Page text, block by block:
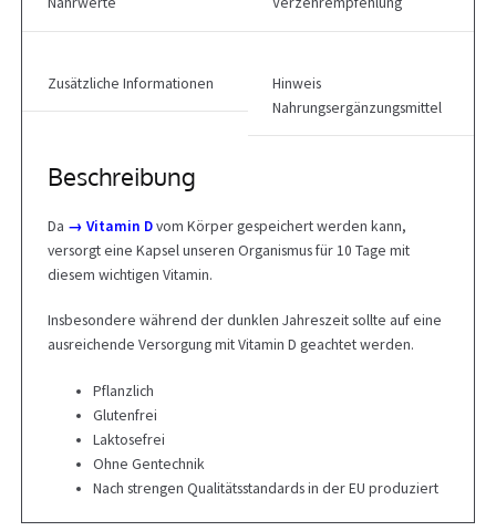
Zusätzliche Informationen
Hinweis
Nahrungsergänzungsmittel
Beschreibung
Da → Vitamin Dvom Körper gespeichert werden kann,
versorgt eine Kapsel unseren Organismus für 10 Tage mit
diesem wichtigen Vitamin.
Insbesondere während der dunklen Jahreszeit sollte auf eine
ausreichende Versorgung mit Vitamin D geachtet werden.
Pflanzlich
Glutenfrei
Laktosefrei
Ohne Gentechnik
Nach strengen Qualitätsstandards in der EU produziert